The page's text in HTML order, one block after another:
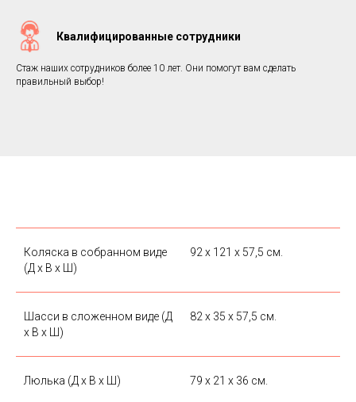
Квалифицированные сотрудники
Стаж наших сотрудников более 10 лет. Они помогут вам сделать
правильный выбор!
Коляска в собранном виде
(Д х В х Ш)
92 х 121 х 57,5 см.
Шасси в сложенном виде (Д
х В х Ш)
82 х 35 х 57,5 см.
Люлька (Д х В х Ш) 79 х 21 х 36 см.